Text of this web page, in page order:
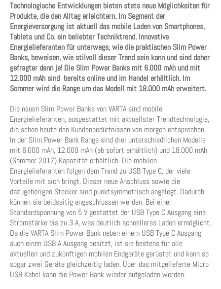
Technologische Entwicklungen bieten stets neue Möglichkeiten für
Produkte, die den Alltag erleichtern. Im Segment der
Energieversorgung ist aktuell das mobile Laden von Smartphones,
Tablets und Co. ein beliebter Techniktrend. Innovative
Energielieferanten für unterwegs, wie die praktischen Slim Power
Banks, beweisen, wie stilvoll dieser Trend sein kann und sind daher
gefragter denn je! Die Slim Power Banks mit 6.000 mAh und mit
12.000 mAh sind bereits online und im Handel erhältlich. Im
Sommer wird die Range um das Modell mit 18.000 mAh erweitert.
Die neuen Slim Power Banks von VARTA sind mobile
Energielieferanten, ausgestattet mit aktuellster Trendtechnologie,
die schon heute den Kundenbedürfnissen von morgen entsprechen.
In der Slim Power Bank Range sind drei unterschiedlichen Modelle
mit 6.000 mAh, 12.000 mAh (ab sofort erhältlich) und 18.000 mAh
(Sommer 2017) Kapazität erhältlich. Die mobilen
Energielieferanten folgen dem Trend zu USB Type C, der viele
Vorteile mit sich bringt. Dieser neue Anschluss sowie die
dazugehörigen Stecker sind punktsymmetrisch angelegt. Dadurch
können sie beidseitig angeschlossen werden. Bei einer
Standardspannung von 5 V gestattet der USB Type C Ausgang eine
Stromstärke bis zu 3 A, was deutlich schnelleres Laden ermöglicht.
Da die VARTA Slim Power Bank neben einem USB Type C Ausgang
auch einen USB A Ausgang besitzt, ist sie bestens für alle
aktuellen und zukünftigen mobilen Endgeräte gerüstet und kann so
sogar zwei Geräte gleichzeitig laden. Über das mitgelieferte Micro
USB Kabel kann die Power Bank wieder aufgeladen werden.